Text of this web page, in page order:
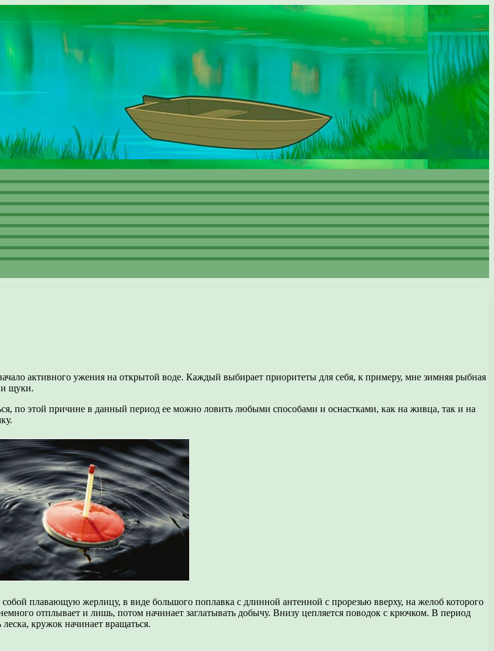
активного ужения на открытой воде. Каждый выбирает приоритеты для себя, к примеру, мне зимняя рыбная
и щуки.
по этой причине в данный период ее можно ловить любыми способами и оснастками, как на живца, так и на
плавающую жерлицу, в виде большого поплавка с длинной антенной с прорезью вверху, на желоб которого
отплывает и лишь, потом начинает заглатывать добычу. Внизу цепляется поводок с крючком. В период
кружок начинает вращаться.